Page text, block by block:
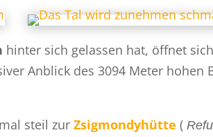
hinter sich gelassen hat, öffnet
Anblick des 3094 Meter hohen
steil zurZsigmondyhütte (